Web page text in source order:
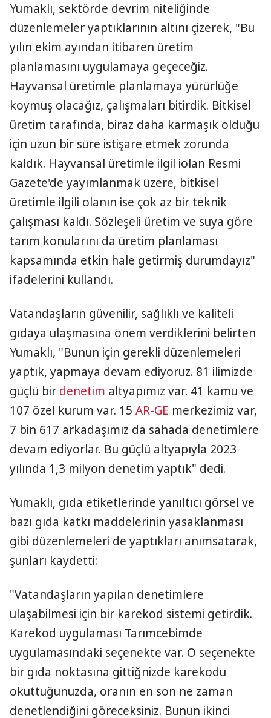
Yumaklı, sektörde devrim niteliğinde
düzenlemeler yaptıklarının altını çizerek, "Bu
yılın ekim ayından itibaren üretim
planlamasını uygulamaya geçeceğiz.
Hayvansal üretimle planlamaya yürürlüğe
koymuş olacağız, çalışmaları bitirdik. Bitkisel
üretim tarafında, biraz daha karmaşık olduğu
için uzun bir süre istişare etmek zorunda
kaldık. Hayvansal üretimle ilgil iolan Resmi
Gazete'de yayımlanmak üzere, bitkisel
üretimle ilgili olanın ise çok az bir teknik
çalışması kaldı. Sözleşeli üretim ve suya göre
tarım konularını da üretim planlaması
kapsamında etkin hale getirmiş durumdayız"
ifadelerini kullandı.
Vatandaşların güvenilir, sağlıklı ve kaliteli
gıdaya ulaşmasına önem verdiklerini belirten
Yumaklı, "Bunun için gerekli düzenlemeleri
yaptık, yapmaya devam ediyoruz. 81 ilimizde
güçlü bir denetim altyapımız var. 41 kamu ve
107 özel kurum var. 15 AR-GE merkezimiz var,
7 bin 617 arkadaşımız da sahada denetimlere
devam ediyorlar. Bu güçlü altyapıyla 2023
yılında 1,3 milyon denetim yaptık" dedi.
Yumaklı, gıda etiketlerinde yanıltıcı görsel ve
bazı gıda katkı maddelerinin yasaklanması
gibi düzenlemeleri de yaptıkları anımsatarak,
şunları kaydetti:
"Vatandaşların yapılan denetimlere
ulaşabilmesi için bir karekod sistemi getirdik.
Karekod uygulaması Tarımcebimde
uygulamasındaki seçenekte var. O seçenekte
bir gıda noktasına gittiğnizde karekodu
okuttuğunuzda, oranın en son ne zaman
denetlendiğini göreceksiniz. Bunun ikinci